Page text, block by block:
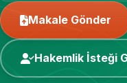
Makale Gönder
Hakemlik İsteği